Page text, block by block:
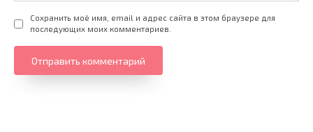
Сохранить моё имя, email и адрес сайта в этом браузере для
последующих моих комментариев.